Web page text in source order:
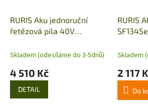
RURIS Aku jednoruční
řetězová pila 40V
Skladem (odesíláme do 3-5dnů)
4 510 Kč
DETAIL
RURIS
SF1345e
Skladem
2 117
Do